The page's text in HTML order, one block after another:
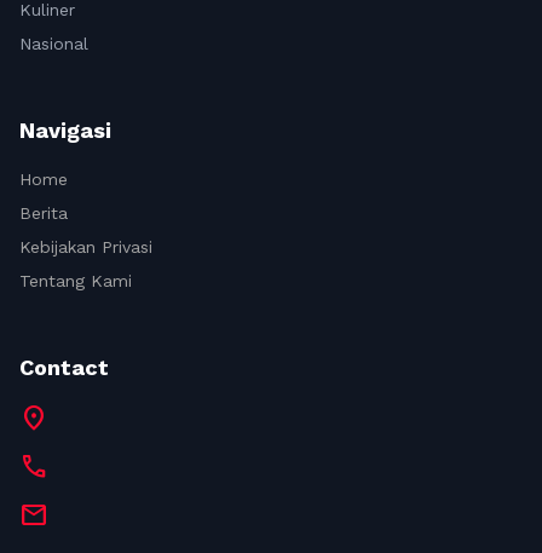
Kuliner
Nasional
Navigasi
Home
Berita
Kebijakan Privasi
Tentang Kami
Contact
location_on
call
mail